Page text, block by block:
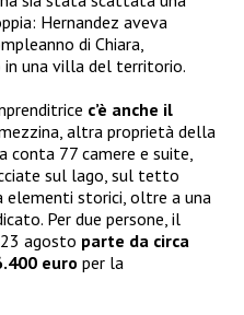
Hernandez aveva
di Chiara,
in una villa del territorio.
c’è anche il
altra proprietà della
77 camere e suite,
sul lago, sul tetto
elementi storici, oltre a una
Per due persone, il
agosto parte da circa
euro per la